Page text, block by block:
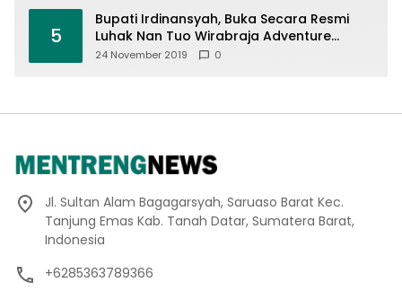
5
Bupati Irdinansyah, Buka Secara Resmi
Luhak Nan Tuo Wirabraja Adventure
Offroad 2019
24 November 2019 0
Jl. Sultan Alam Bagagarsyah, Saruaso Barat Kec.
Tanjung Emas Kab. Tanah Datar, Sumatera Barat,
Indonesia
+6285363789366